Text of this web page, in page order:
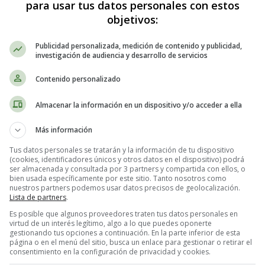
pastel de limón cremoso -
para usar tus datos personales con estos
objetivos:
Publicidad personalizada, medición de contenido y publicidad,
investigación de audiencia y desarrollo de servicios
Contenido personalizado
Almacenar la información en un dispositivo y/o acceder a ella
Más información
Tus datos personales se tratarán y la información de tu dispositivo
(cookies, identificadores únicos y otros datos en el dispositivo) podrá
ser almacenada y consultada por 3 partners y compartida con ellos, o
bien usada específicamente por este sitio. Tanto nosotros como
nuestros partners podemos usar datos precisos de geolocalización.
Lista de partners.
Es posible que algunos proveedores traten tus datos personales en
virtud de un interés legítimo, algo a lo que puedes oponerte
gestionando tus opciones a continuación. En la parte inferior de esta
página o en el menú del sitio, busca un enlace para gestionar o retirar el
consentimiento en la configuración de privacidad y cookies.